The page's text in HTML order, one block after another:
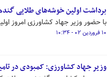
برداشت اولین خوشه‌های طلایی
با حضور وزیر جهاد کشاورزی امروز
۱۰ فروردین ۰۲ - ۱۰:۳۴
وزیر جهاد کشاورزی: کمبودی در